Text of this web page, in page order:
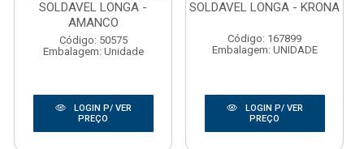
SOLDAVEL LONGA -
AMANCO
Código: 50575
Embalagem: Unidade
LOGIN P/ VER
PREÇO
SOLDAVEL LONGA - KRONA
Código: 167899
Embalagem: UNIDADE
LOGIN P/ VER
PREÇO